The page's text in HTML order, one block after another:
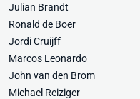
Julian Brandt
Ronald de Boer
Jordi Cruijff
Marcos Leonardo
John van den Brom
Michael Reiziger